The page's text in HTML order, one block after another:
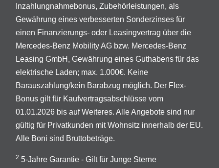
Inzahlungnahmebonus, Zubehörleistungen, als
Gewährung eines verbesserten Sonderzinses für
einen Finanzierungs- oder Leasingvertrag über die
Mercedes-Benz Mobility AG bzw. Mercedes-Benz
Leasing GmbH, Gewährung eines Guthabens für das
elektrische Laden; max. 1.000€. Keine
Barauszahlung/kein Barabzug möglich. Der Flex-
Bonus gilt für Kaufvertragsabschlüsse vom
01.01.2026 bis auf Weiteres. Alle Angebote sind nur
gültig für Privatkunden mit Wohnsitz innerhalb der EU.
Alle Boni sind Bruttobeträge.
2 5-Jahre Garantie - Gilt für Junge Sterne